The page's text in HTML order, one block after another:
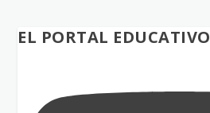
EL PORTAL EDUCATIVO